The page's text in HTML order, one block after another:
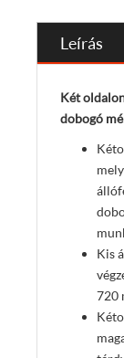
Leírás
Két
dobogó
Kis
720